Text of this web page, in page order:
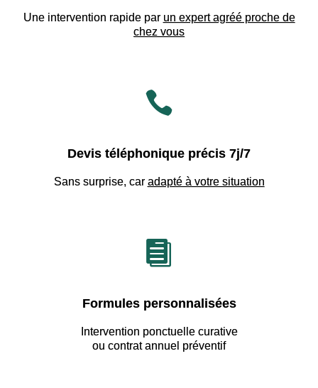
Une intervention rapide par un expert agréé proche de
chez vous

Devis téléphonique précis 7j/7
Sans surprise, car adapté à votre situation

Formules personnalisées
Intervention ponctuelle curative
ou contrat annuel préventif